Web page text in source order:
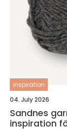
inspiration
04. July 2026
Sandnes garn kvalitet, tradition
inspiration